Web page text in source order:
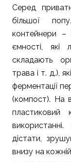
Серед
більшої
контейнери –
ємності, які
складають
трава і т. д.),
ферментації
(компост). На
пластиковий
дістати,
внизу на